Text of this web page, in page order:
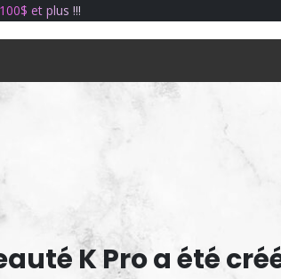
100$ et plus !!!
K Pro a été